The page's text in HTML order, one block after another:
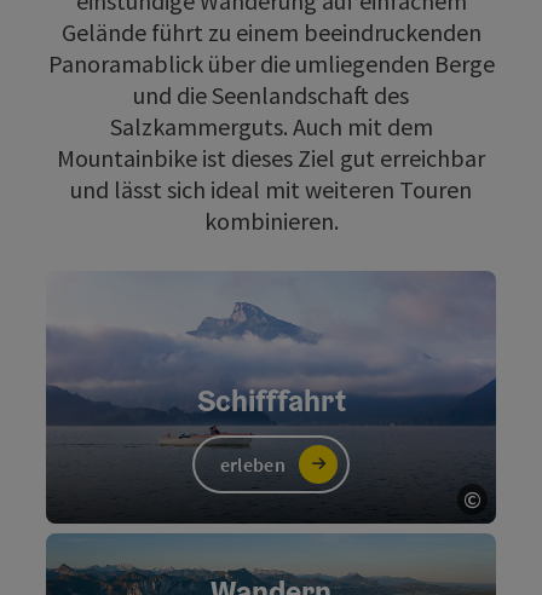
Gelände führt zu einem beeindruckenden
Panoramablick über die umliegenden Berge
und die Seenlandschaft des
Salzkammerguts. Auch mit dem
Mountainbike ist dieses Ziel gut erreichbar
und lässt sich ideal mit weiteren Touren
kombinieren.
©
Schifffahrt
erleben